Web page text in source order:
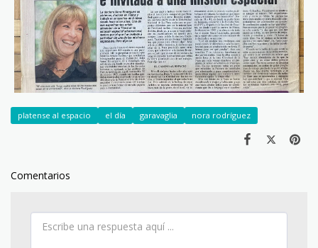
platense al espacio el día garavaglia nora rodríguez
Comentarios